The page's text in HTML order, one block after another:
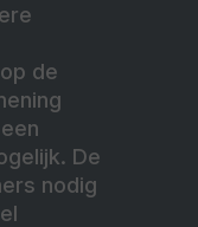
de
De
nodig